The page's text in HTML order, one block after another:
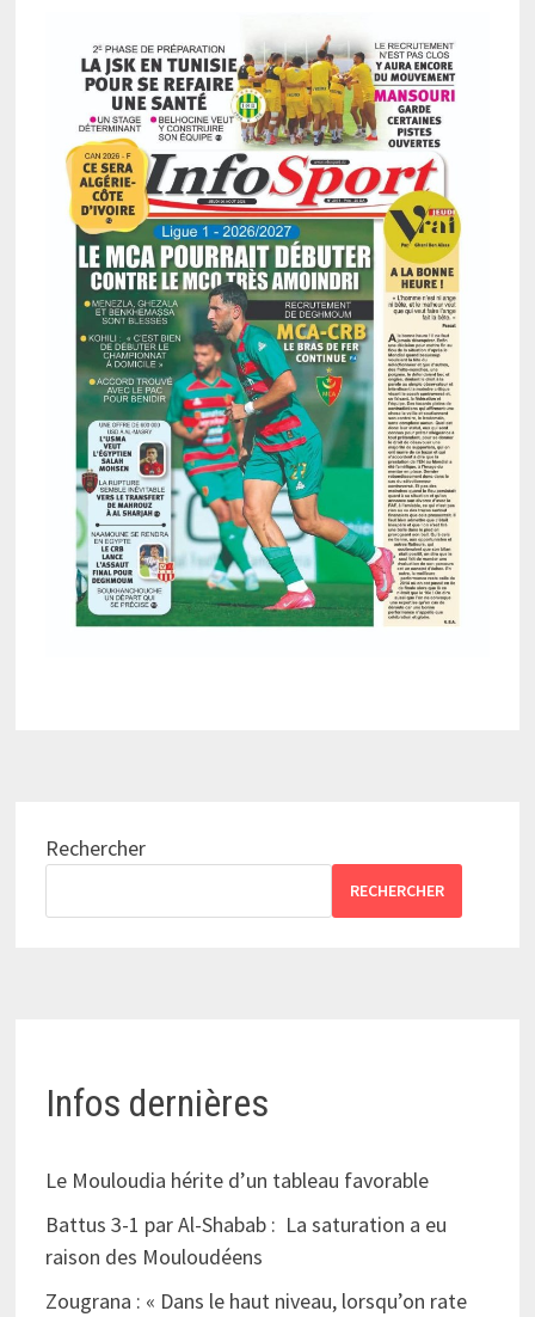
Rechercher
RECHERCHER
Infos dernières
Le Mouloudia hérite d’un tableau favorable
Battus 3-1 par Al-Shabab : La saturation a eu
raison des Mouloudéens
Zougrana : « Dans le haut niveau, lorsqu’on rate